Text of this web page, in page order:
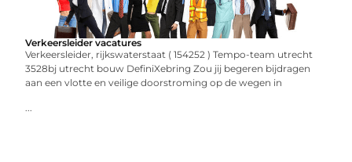
Verkeersleider vacatures
Verkeersleider, rijkswaterstaat ( 154252 ) Tempo-team utrecht
3528bj utrecht bouw DefiniXebring Zou jij begeren bijdragen
aan een vlotte en veilige doorstroming op de wegen in
...